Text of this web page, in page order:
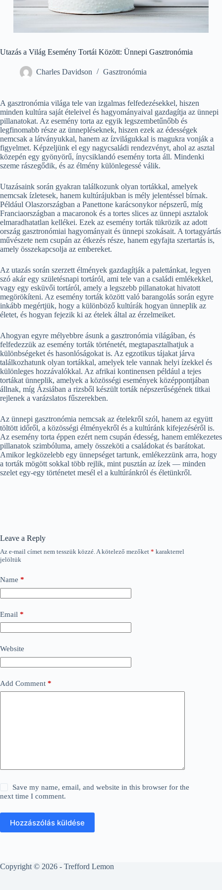
Utazás a Világ Esemény Tortái Között: Ünnepi Gasztronómia
Charles Davidson Gasztronómia
A gasztronómia világa tele van izgalmas felfedezésekkel, hiszen
minden kultúra saját ételeivel és hagyományaival gazdagítja az ünnepi
pillanatokat. Az esemény torta az egyik legszembetűnőbb és
legfinomabb része az ünnepléseknek, hiszen ezek az édességek
nemcsak a látványukkal, hanem az ízvilágukkal is magukra vonják a
figyelmet. Képzeljünk el egy nagycsaládi rendezvényt, ahol az asztal
közepén egy gyönyörű, ínycsiklandó esemény torta áll. Mindenki
szeme rászegődik, és az élmény különlegessé válik.
Utazásaink során gyakran találkozunk olyan tortákkal, amelyek
nemcsak ízletesek, hanem kultúrájukban is mély jelentéssel bírnak.
Például Olaszországban a Panettone karácsonykor népszerű, míg
Franciaországban a macaronok és a tortes slices az ünnepi asztalok
elmaradhatatlan kellékei. Ezek az esemény torták tükrözik az adott
ország gasztronómiai hagyományait és ünnepi szokásait. A tortagyártás
művészete nem csupán az étkezés része, hanem egyfajta szertartás is,
amely összekapcsolja az embereket.
Az utazás során szerzett élmények gazdagítják a palettánkat, legyen
szó akár egy születésnapi tortáról, ami tele van a családi emlékekkel,
vagy egy esküvői tortáról, amely a legszebb pillanatokat hivatott
megörökíteni. Az esemény torták között való barangolás során egyre
inkább megértjük, hogy a különböző kultúrák hogyan ünneplik az
életet, és hogyan fejezik ki az ételek által az érzelmeiket.
Ahogyan egyre mélyebbre ásunk a gasztronómia világában, és
felfedezzük az esemény torták történetét, megtapasztalhatjuk a
különbségeket és hasonlóságokat is. Az egzotikus tájakat járva
találkozhatunk olyan tortákkal, amelyek tele vannak helyi ízekkel és
különleges hozzávalókkal. Az afrikai kontinensen például a tejes
tortákat ünneplik, amelyek a közösségi események középpontjában
állnak, míg Ázsiában a rizsből készült torták népszerűségének titkai
rejlenek a varázslatos fűszerekben.
Az ünnepi gasztronómia nemcsak az ételekről szól, hanem az együtt
töltött időről, a közösségi élményekről és a kultúránk kifejezéséről is.
Az esemény torta éppen ezért nem csupán édesség, hanem emlékezetes
pillanatok szimbóluma, amely összeköti a családokat és barátokat.
Amikor legközelebb egy ünnepséget tartunk, emlékezzünk arra, hogy
a torták mögött sokkal több rejlik, mint pusztán az ízek — minden
szelet egy-egy történetet mesél el a kultúránkról és életünkről.
Leave a Reply
Az e-mail címet nem tesszük közzé.A kötelező mezőket * karakterrel
jelöltük
Name *
Email *
Website
Add Comment *
Save my name, email, and website in this browser for the
next time I comment.
Hozzászólás küldése
Copyright © 2026 - Trefford Lemon